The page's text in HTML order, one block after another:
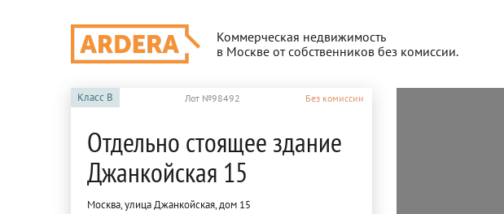
Коммерческая недвижимость
в Москве от собственников без комиссии.
Класс B Лот №98492 Без комиссии
Отдельно стоящее здание
Джанкойская 15
Москва, улица Джанкойская, дом 15